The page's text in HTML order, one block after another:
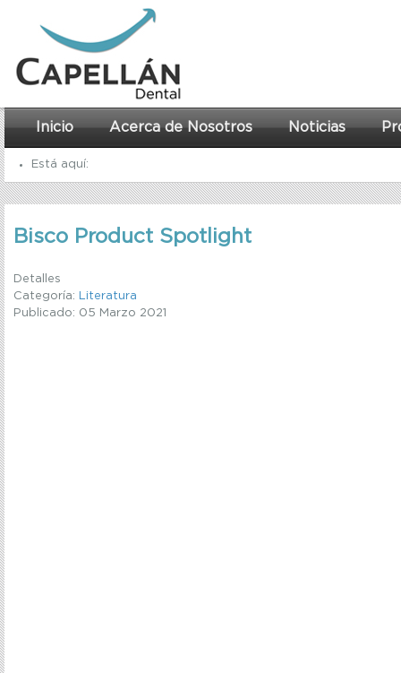
Inicio Acerca de Nosotros Noticias
Está aquí:
Inicio
Recursos
Bisco Product Spotlight
Bisco Product Spotlight
Detalles
Categoría: Literatura
Publicado: 05 Marzo 2021